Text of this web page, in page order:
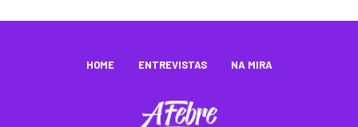
HOME ENTREVISTAS NA MIRA